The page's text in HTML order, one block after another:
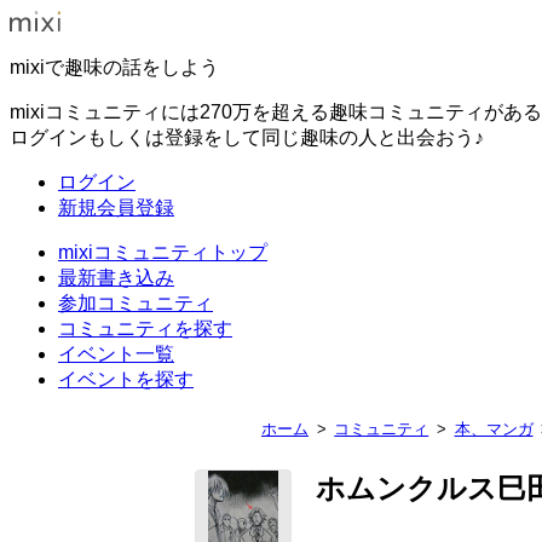
mixiで趣味の話をしよう
mixiコミュニティには270万を超える趣味コミュニティがある
ログインもしくは登録をして同じ趣味の人と出会おう♪
ログイン
新規会員登録
mixiコミュニティトップ
最新書き込み
参加コミュニティ
コミュニティを探す
イベント一覧
イベントを探す
ホーム コミュニティ 本、マンガ
ホムンクルス巳